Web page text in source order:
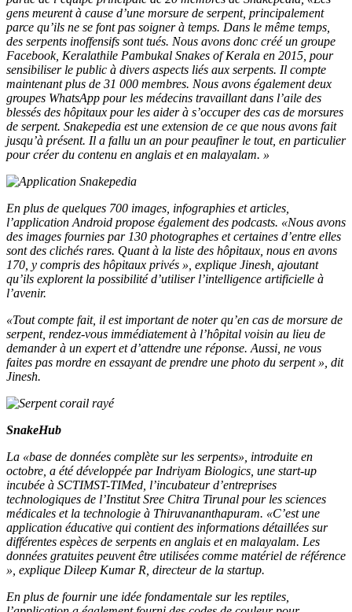
gens meurent à cause d’une morsure de serpent, principalement
parce qu’ils ne se font pas soigner à temps. Dans le même temps,
des serpents inoffensifs sont tués. Nous avons donc créé un groupe
Facebook, Keralathile Pambukal Snakes of Kerala en 2015, pour
sensibiliser le public à divers aspects liés aux serpents. Il compte
maintenant plus de 31 000 membres. Nous avons également deux
groupes WhatsApp pour les médecins travaillant dans l’aile des
blessés des hôpitaux pour les aider à s’occuper des cas de morsures
de serpent. Snakepedia est une extension de ce que nous avons fait
jusqu’à présent. Il a fallu un an pour peaufiner le tout, en particulier
pour créer du contenu en anglais et en malayalam. »
En plus de quelques 700 images, infographies et articles,
l’application Android propose également des podcasts. «Nous avons
des images fournies par 130 photographes et certaines d’entre elles
sont des clichés rares. Quant à la liste des hôpitaux, nous en avons
170, y compris des hôpitaux privés », explique Jinesh, ajoutant
qu’ils explorent la possibilité d’utiliser l’intelligence artificielle à
l’avenir.
«Tout compte fait, il est important de noter qu’en cas de morsure de
serpent, rendez-vous immédiatement à l’hôpital voisin au lieu de
demander à un expert et d’attendre une réponse. Aussi, ne vous
faites pas mordre en essayant de prendre une photo du serpent », dit
Jinesh.
SnakeHub
La «base de données complète sur les serpents», introduite en
octobre, a été développée par Indriyam Biologics, une start-up
incubée à SCTIMST-TIMed, l’incubateur d’entreprises
technologiques de l’Institut Sree Chitra Tirunal pour les sciences
médicales et la technologie à Thiruvananthapuram. «C’est une
application éducative qui contient des informations détaillées sur
différentes espèces de serpents en anglais et en malayalam. Les
données gratuites peuvent être utilisées comme matériel de référence
», explique Dileep Kumar R, directeur de la startup.
En plus de fournir une idée fondamentale sur les reptiles,